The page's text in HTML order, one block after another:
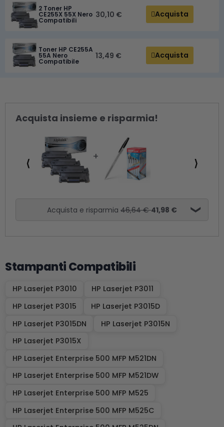
2 Toner HP
CE255X 55X Nero
Compatibili
30,10 € Acquista
Toner HP CE255A
55A Nero
Compatibile
13,49 € Acquista
Acquista insieme e risparmia!
⟨ ⟩
Acquista e risparmia 46,64 €41,98 €
Stampanti Compatibili
HP Laserjet P3010
HP Laserjet P3011
HP Laserjet P3015
HP Laserjet P3015D
HP Laserjet P3015DN
HP Laserjet P3015N
HP Laserjet P3015X
HP Laserjet Enterprise 500 MFP M521DN
HP Laserjet Enterprise 500 MFP M521DW
HP Laserjet Enterprise 500 MFP M525
HP Laserjet Enterprise 500 MFP M525C